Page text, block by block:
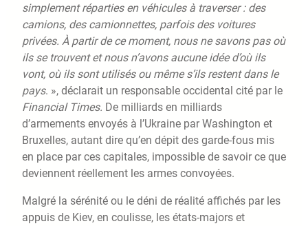
simplement réparties en véhicules à traverser : des
camions, des camionnettes, parfois des voitures
privées. À partir de ce moment, nous ne savons pas où
ils se trouvent et nous n’avons aucune idée d’où ils
vont, où ils sont utilisés ou même s’ils restent dans le
pays. », déclarait un responsable occidental cité par le
Financial Times. De milliards en milliards
d’armements envoyés à l’Ukraine par Washington et
Bruxelles, autant dire qu’en dépit des garde-fous mis
en place par ces capitales, impossible de savoir ce que
deviennent réellement les armes convoyées.
Malgré la sérénité ou le déni de réalité affichés par les
appuis de Kiev, en coulisse, les états-majors et